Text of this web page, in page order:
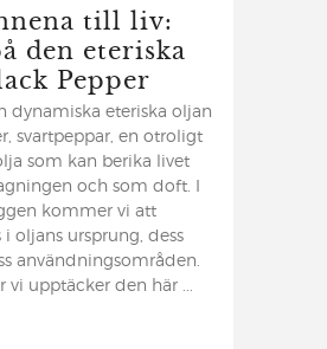
till liv:
den eteriska
Pepper
dynamiska eteriska oljan
svartpeppar, en otroligt
som kan berika livet
och som doft. I
kommer vi att
oljans ursprung, dess
användningsområden.
vi upptäcker den här ...